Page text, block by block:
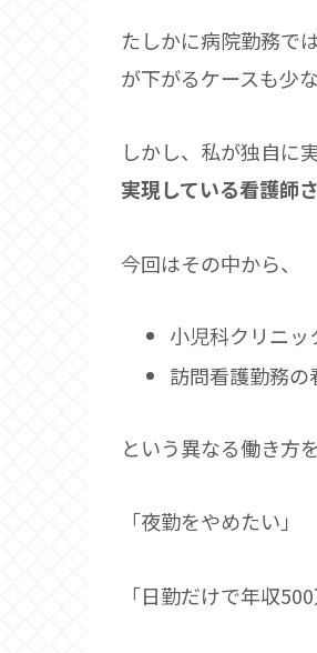
たしかに病院勤務で
が下がるケースも少
しかし、私が独自に
実現している看護師
今回はその中から、
小児科クリニ
訪問看護勤務の
という異なる働き方
「夜勤をやめたい」
「日勤だけで年収